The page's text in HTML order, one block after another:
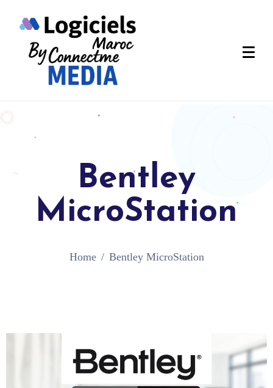
Bentley
MicroStation
Home Bentley MicroStation